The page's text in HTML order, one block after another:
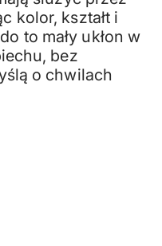
kolor, kształt i
to mały ukłon w
bez
o chwilach